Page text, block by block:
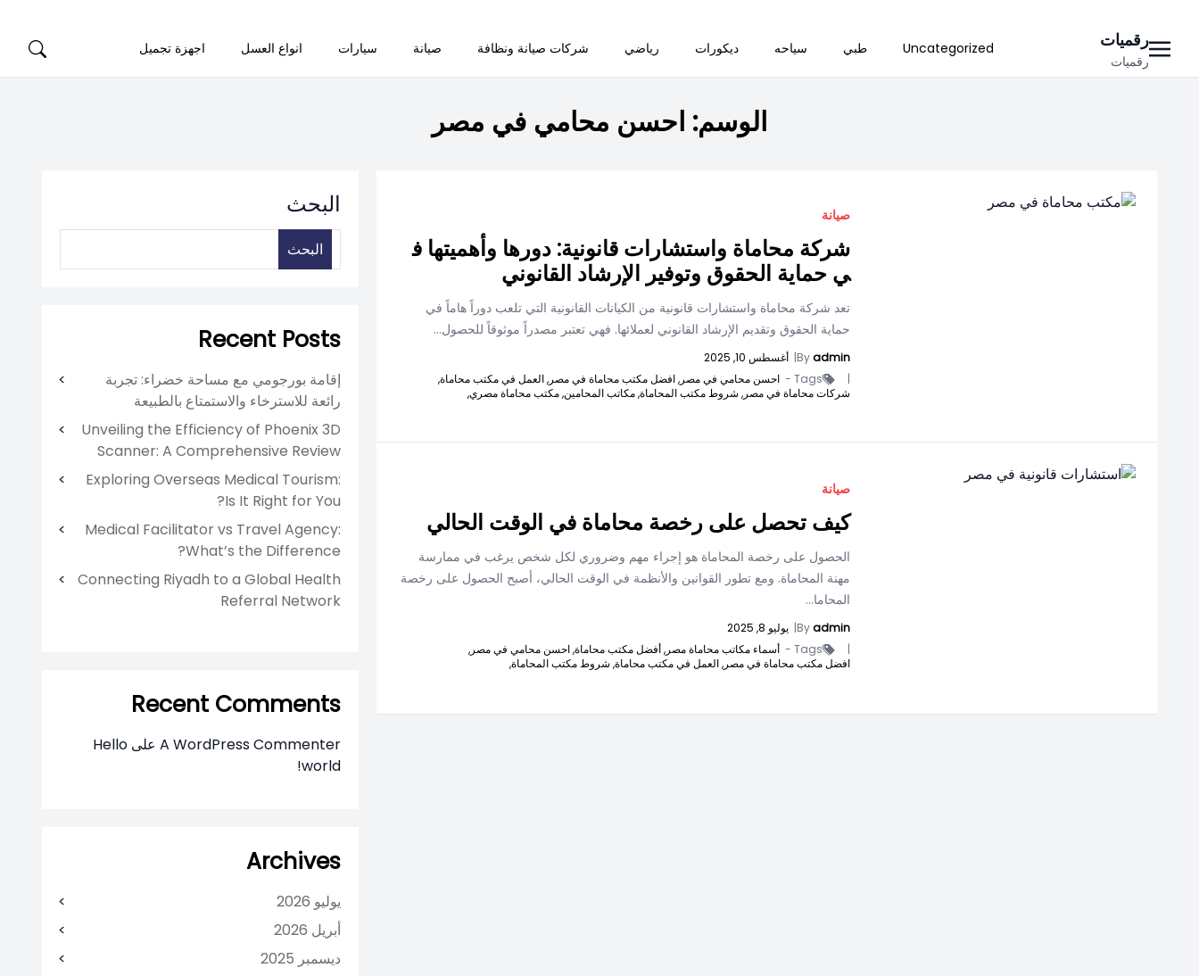
content
رقميات
رقميات
Uncategorized طبي سياحه ديكورات رياضي شركات صيانة ونظافة صيانة سيارات انواع العسل اجهزة تجميل
الوسم: احسن محامي في مصر
صيانة
شركة محاماة واستشارات قانونية: دورها وأهميتها ف
ي حماية الحقوق وتوفير الإرشاد القانوني
تعد شركة محاماة واستشارات قانونية من الكيانات القانونية التي تلعب دوراً هاماً في
حماية الحقوق وتقديم الإرشاد القانوني لعملائها. فهي تعتبر مصدراً موثوقاً للحصول...
Byadmin
| أغسطس 10, 2025
|
Tags - احسن محامي في مصر,افضل مكتب محاماة في مصر,العمل في مكتب محاماة,
شركات محاماة في مصر, شروط مكتب المحاماة,مكاتب المحامين,مكتب محاماة مصري,
صيانة
كيف تحصل على رخصة محاماة في الوقت الحالي
الحصول على رخصة المحاماة هو إجراء مهم وضروري لكل شخص يرغب في ممارسة
مهنة المحاماة. ومع تطور القوانين والأنظمة في الوقت الحالي، أصبح الحصول على رخصة
المحاما...
Byadmin
| يوليو 8, 2025
|
Tags - أسماء مكاتب محاماة مصر,أفضل مكتب محاماة,احسن محامي في مصر,
افضل مكتب محاماة في مصر,العمل في مكتب محاماة, شروط مكتب المحاماة,
البحث
البحث
Recent Posts
إقامة بورجومي مع مساحة خضراء: تجربة
رائعة للاسترخاء والاستمتاع بالطبيعة
Unveiling the Efficiency of Phoenix 3D
Scanner: A Comprehensive Review
Exploring Overseas Medical Tourism:
Is It Right for You?
Medical Facilitator vs Travel Agency:
What’s the Difference?
Connecting Riyadh to a Global Health
Referral Network
Recent Comments
A WordPress Commenter على Hello
world!
Archives
يوليو 2026
أبريل 2026
ديسمبر 2025